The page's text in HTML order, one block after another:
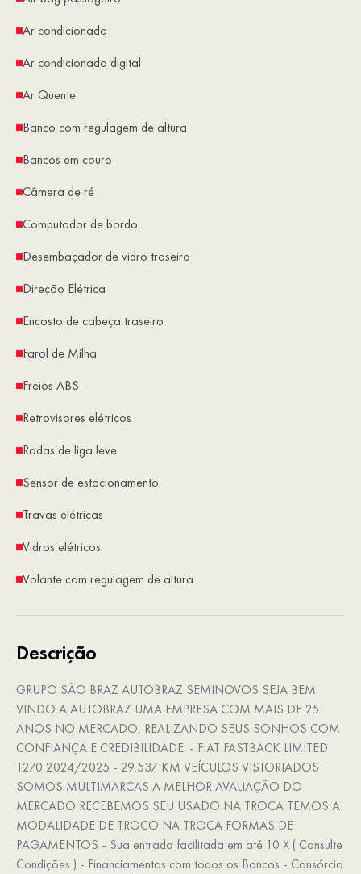
Ar condicionado
Ar condicionado digital
Ar Quente
Banco com regulagem de altura
Bancos em couro
Câmera de ré
Computador de bordo
Desembaçador de vidro traseiro
Direção Elétrica
Encosto de cabeça traseiro
Farol de Milha
Freios ABS
Retrovisores elétricos
Rodas de liga leve
Sensor de estacionamento
Travas elétricas
Vidros elétricos
Volante com regulagem de altura
Descrição
GRUPO SÃO BRAZ AUTOBRAZ SEMINOVOS SEJA BEM
VINDO A AUTOBRAZ UMA EMPRESA COM MAIS DE 25
ANOS NO MERCADO, REALIZANDO SEUS SONHOS COM
CONFIANÇA E CREDIBILIDADE. - FIAT FASTBACK LIMITED
T270 2024/2025 - 29.537 KM VEÍCULOS VISTORIADOS
SOMOS MULTIMARCAS A MELHOR AVALIAÇÃO DO
MERCADO RECEBEMOS SEU USADO NA TROCA TEMOS A
MODALIDADE DE TROCO NA TROCA FORMAS DE
PAGAMENTOS - Sua entrada facilitada em até 10 X ( Consulte
Condições ) - Financiamentos com todos os Bancos - Consórcio